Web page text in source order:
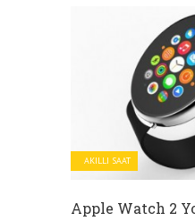
AKILLI SAAT
Apple Watch 2